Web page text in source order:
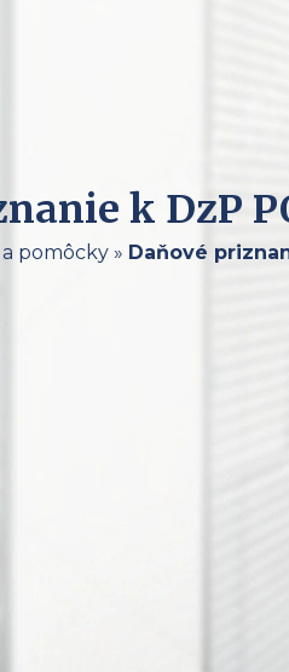
k DzP
pomôcky » Daňové